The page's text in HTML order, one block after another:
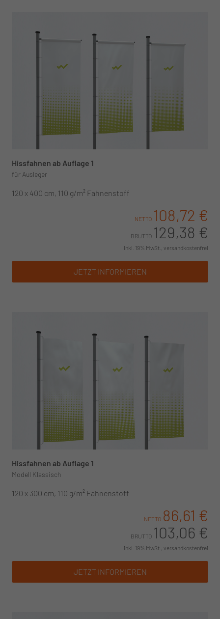
Hissfahnen ab Auflage 1
für Ausleger
120 x 400 cm, 110 g/m² Fahnenstoff
NETTO 108,72 €
BRUTTO 129,38 €
inkl. 19% MwSt., versandkostenfrei
JETZT INFORMIEREN
Hissfahnen ab Auflage 1
Modell Klassisch
120 x 300 cm, 110 g/m² Fahnenstoff
NETTO 86,61 €
BRUTTO 103,06 €
inkl. 19% MwSt., versandkostenfrei
JETZT INFORMIEREN